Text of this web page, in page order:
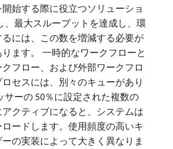
始する際に役立つソリューショ
、最大スループットを達成し、環
には、この数を増減する必要が
ます。 一時的なワークフローと
フロー、および外部ワークフロ
セスには、別々のキューがあり
サーの 50％に設定された複数の
クティブになると、システムは
ードします。使用頻度の高いキ
の実装によって大きく異なりま